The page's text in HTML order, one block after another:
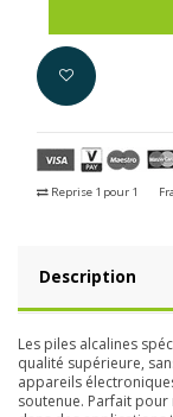
Reprise 1 pour 1
Description
Les piles alcalines
qualité supérieure,
appareils
soutenue. Parfait